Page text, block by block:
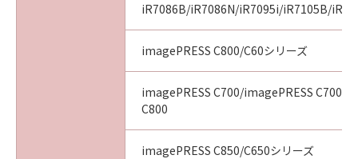
iR7086B/iR7086N/iR7095i/iR7105B/
imagePRESS C800/C60シリーズ
imagePRESS C700/imagePRESS C700L/
C800
imagePRESS C850/C650シリーズ